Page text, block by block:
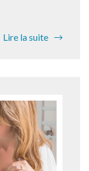
Lire la suite